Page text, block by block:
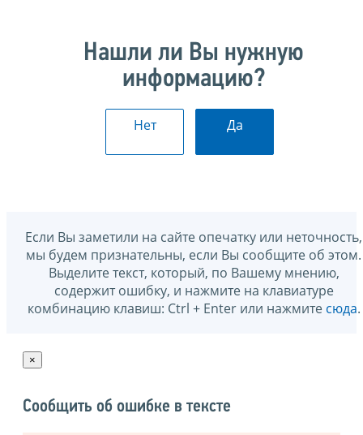
Нашли ли Вы нужную
информацию?
Нет Да
Если Вы заметили на сайте опечатку или неточность,
мы будем признательны, если Вы сообщите об этом.
Выделите текст, который, по Вашему мнению,
содержит ошибку, и нажмите на клавиатуре
комбинацию клавиш: Ctrl + Enter или нажмите сюда.
×
Сообщить об ошибке в тексте